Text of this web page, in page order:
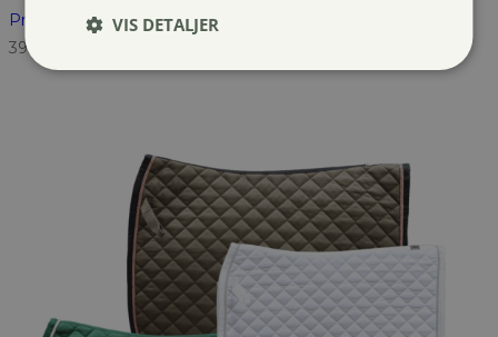
Pro Collection Logo Quilt underlag
399,00
VIS DETALJER